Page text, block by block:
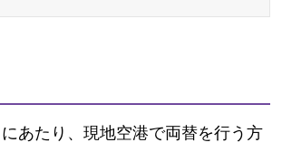
あたり、現地空港で両替を行う方